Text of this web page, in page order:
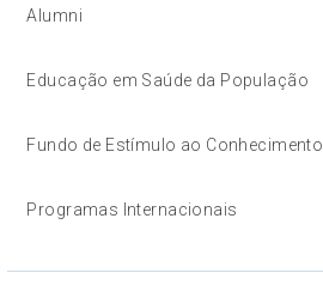
Alumni
Educação em Saúde da População
Fundo de Estímulo ao Conhecimento
Programas Internacionais